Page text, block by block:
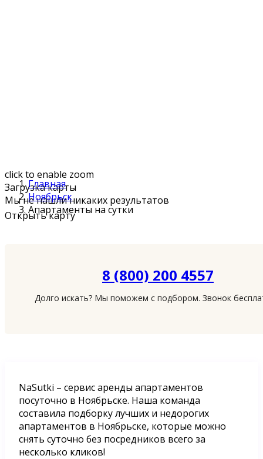
click to enable zoom
Загрузка карты
Мы не нашли никаких результатов
Открыть карту
Главная
Ноябрьск
Апартаменты на сутки
8 (800) 200 4557
Долго искать? Мы поможем с подбором. Звонок
NaSutki – сервис аренды апартаментов
посуточно в Ноябрьске. Наша команда
составила подборку лучших и недорогих
апартаментов в Ноябрьске, которые можно
снять суточно без посредников всего за
несколько кликов!